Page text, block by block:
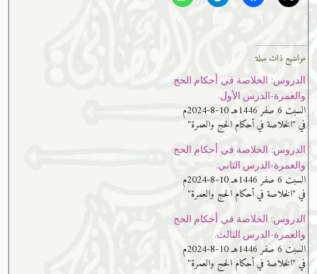
مواضيع ذات صلة
الدروس: الخلاصة في أحكام الحج
والعمرة-الدرس الأول.
السبت 6 صفر 1446هـ 10-8-2024م
في "الخلاصة في أحكام الحج والعمرة"
الدروس: الخلاصة في أحكام الحج
والعمرة-الدرس الثاني.
السبت 6 صفر 1446هـ 10-8-2024م
في "الخلاصة في أحكام الحج والعمرة"
الدروس: الخلاصة في أحكام الحج
والعمرة-الدرس الثالث.
السبت 6 صفر 1446هـ 10-8-2024م
في "الخلاصة في أحكام الحج والعمرة"